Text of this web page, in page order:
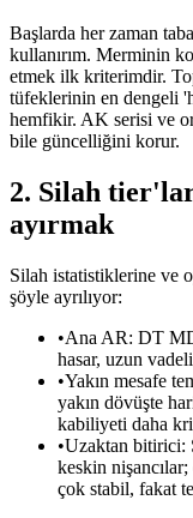
Başlarda her zaman
kullanırım. Merminin
etmek ilk kriterimdir.
tüfeklerinin en dengeli
hemfikir. AK serisi ve
bile güncelliğini korur.
2. Silah
ayırmak
Silah istatistiklerine ve
şöyle ayrılıyor:
•Ana AR: DT
hasar, uzun
•Yakın mesafe
yakın dövüşte
kabiliyeti daha
•Uzaktan bitirici:
keskin
çok stabil, fakat